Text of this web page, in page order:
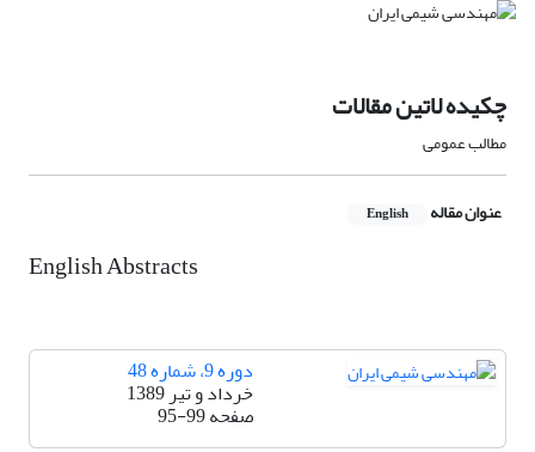
چکیده لاتین مقالات
مطالب عمومی
عنوان مقاله English
English Abstracts
دوره 9، شماره 48
خرداد و تیر 1389
صفحه95-99